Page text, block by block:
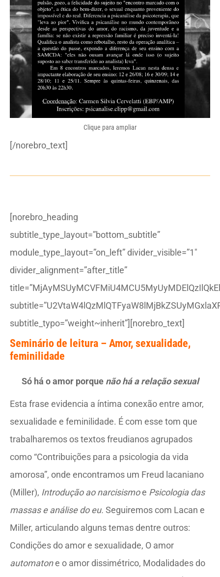
Clique para ampliar
[/norebro_text]
[norebro_heading
subtitle_type_layout=”bottom_subtitle”
module_type_layout=”on_left” divider_visible=”1″
divider_alignment=”after_title”
subtitle_typo=”weight~inherit”][norebro_text]
Seminário de leitura – Amor, sexualidade,
feminilidade
Só há o amor porque não há a relação sexual
Esta frase evidencia a íntima conexão entre amor,
sexualidade e feminilidade. É com esse tom que
trabalharemos os textos freudianos agrupados
como “Contribuições para a psicologia da vida
amorosa”, onde encontramos um Freud lacaniano
(Miller), Introdução ao narcisismoe Psicologia das
massas e análise do eu. Seguiremos com Lacan e
Miller, articulando alguns temas dentre outros:
Condições do amor e sexualidade, O amor
automatone o amor dissimétrico, Modalidades do